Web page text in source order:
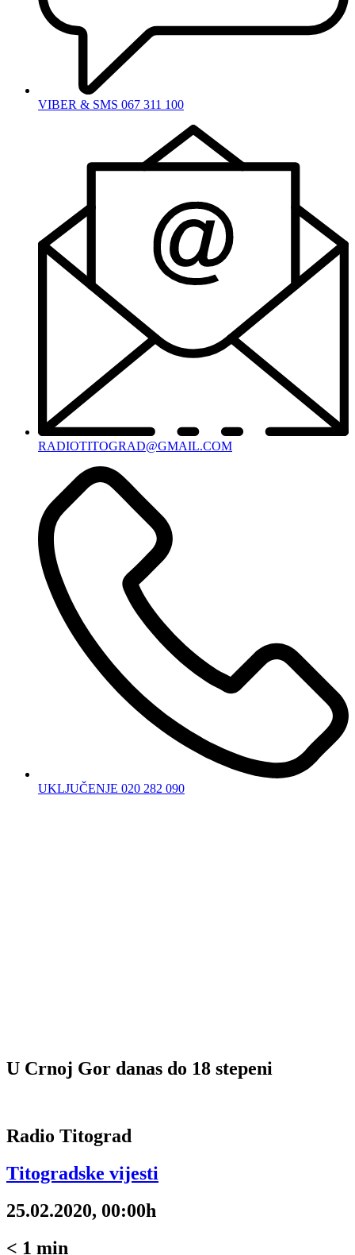
VIBER & SMS 067 311 100
RADIOTITOGRAD@GMAIL.COM
UKLJUČENJE 020 282 090
U Crnoj Gor danas do 18 stepeni
Radio Titograd
Titogradske vijesti
25.02.2020, 00:00h
< 1 min